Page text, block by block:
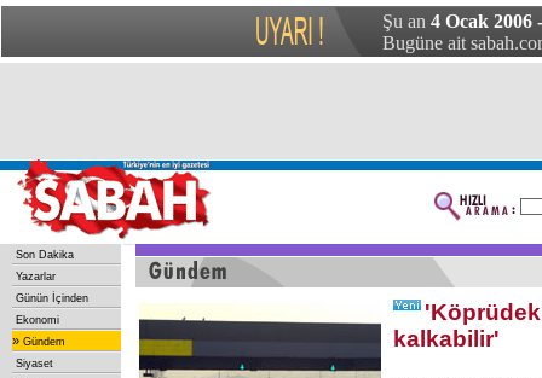
Şu an 4 Ocak 2006
Bugüne ait
Son Dakika
Yazarlar
Günün İçinden
Ekonomi
» Gündem
Siyaset
kalkabilir'